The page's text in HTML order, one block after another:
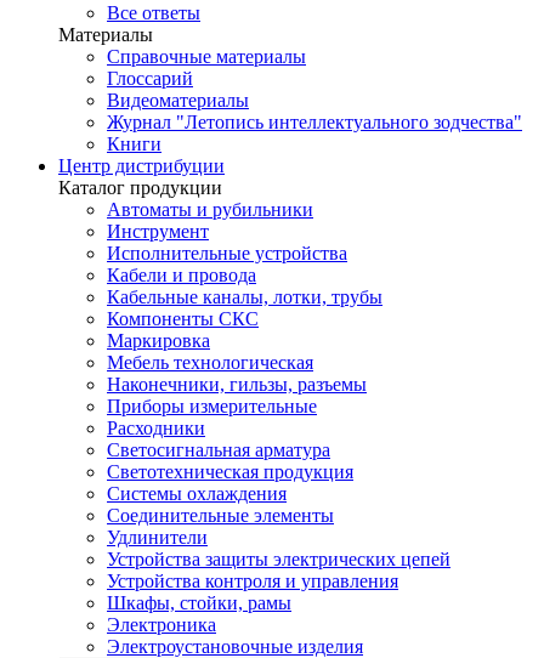
Все ответы
Материалы
Справочные материалы
Глоссарий
Видеоматериалы
Журнал "Летопись интеллектуального зодчества"
Книги
Центр дистрибуции
Каталог продукции
Автоматы и рубильники
Инструмент
Исполнительные устройства
Кабели и провода
Кабельные каналы, лотки, трубы
Компоненты СКС
Маркировка
Мебель технологическая
Наконечники, гильзы, разъемы
Приборы измерительные
Расходники
Светосигнальная арматура
Светотехническая продукция
Системы охлаждения
Соединительные элементы
Удлинители
Устройства защиты электрических цепей
Устройства контроля и управления
Шкафы, стойки, рамы
Электроника
Электроустановочные изделия